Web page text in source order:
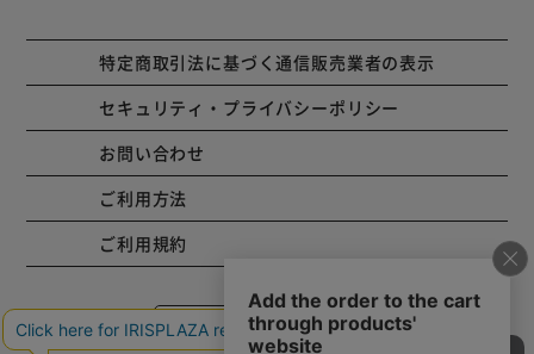
特定商取引法に基づく通信販売業者の表示
セキュリティ・プライバシーポリシー
お問い合わせ
ご利用方法
ご利用規約
コーポレートサイト